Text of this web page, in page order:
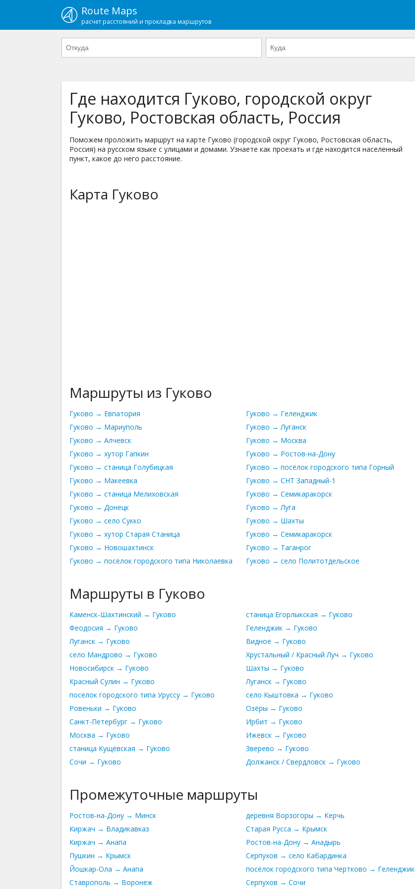
Route Maps
расчет расстояний и прокладка маршрутов
Где находится Гуково, городской округ
Гуково, Ростовская область, Россия
Поможем проложить маршрут на карте Гуково (городской округ Гуково, Ростовская область,
Россия) на русском языке с улицами и домами. Узнаете как проехать и где находится населенный
пункт, какое до него расстояние.
Карта Гуково
Маршруты из Гуково
Гуково → Евпатория
Гуково → Мариуполь
Гуково → Алчевск
Гуково → хутор Гапкин
Гуково → станица Голубицкая
Гуково → Макеевка
Гуково → станица Мелиховская
Гуково → Донецк
Гуково → село Сукко
Гуково → хутор Старая Станица
Гуково → Новошахтинск
Гуково → посёлок городского типа Николаевка
Гуково → Геленджик
Гуково → Луганск
Гуково → Москва
Гуково → Ростов-на-Дону
Гуково → посёлок городского типа Горный
Гуково → СНТ Западный-1
Гуково → Семикаракорск
Гуково → Луга
Гуково → Шахты
Гуково → Семикаракорск
Гуково → Таганрог
Гуково → село Политотдельское
Маршруты в Гуково
Каменск-Шахтинский → Гуково
Феодосия → Гуково
Луганск → Гуково
село Мандрово → Гуково
Новосибирск → Гуково
Красный Сулин → Гуково
поселок городского типа Уруссу → Гуково
Ровеньки → Гуково
Санкт-Петербург → Гуково
Москва → Гуково
станица Кущёвская → Гуково
Сочи → Гуково
станица Егорлыкская → Гуково
Геленджик → Гуково
Видное → Гуково
Хрустальный / Красный Луч → Гуково
Шахты → Гуково
Луганск → Гуково
село Кыштовка → Гуково
Озёры → Гуково
Ирбит → Гуково
Ижевск → Гуково
Зверево → Гуково
Должанск / Свердловск → Гуково
Промежуточные маршруты
Ростов-на-Дону → Минск
Киржач → Владикавказ
Киржач → Анапа
Пушкин → Крымск
Йошкар-Ола → Анапа
Ставрополь → Воронеж
деревня Ворзогоры → Керчь
Старая Русса → Крымск
Ростов-на-Дону → Анадырь
Серпухов → село Кабардинка
посёлок городского типа Чертково → Геленджик
Серпухов → Сочи